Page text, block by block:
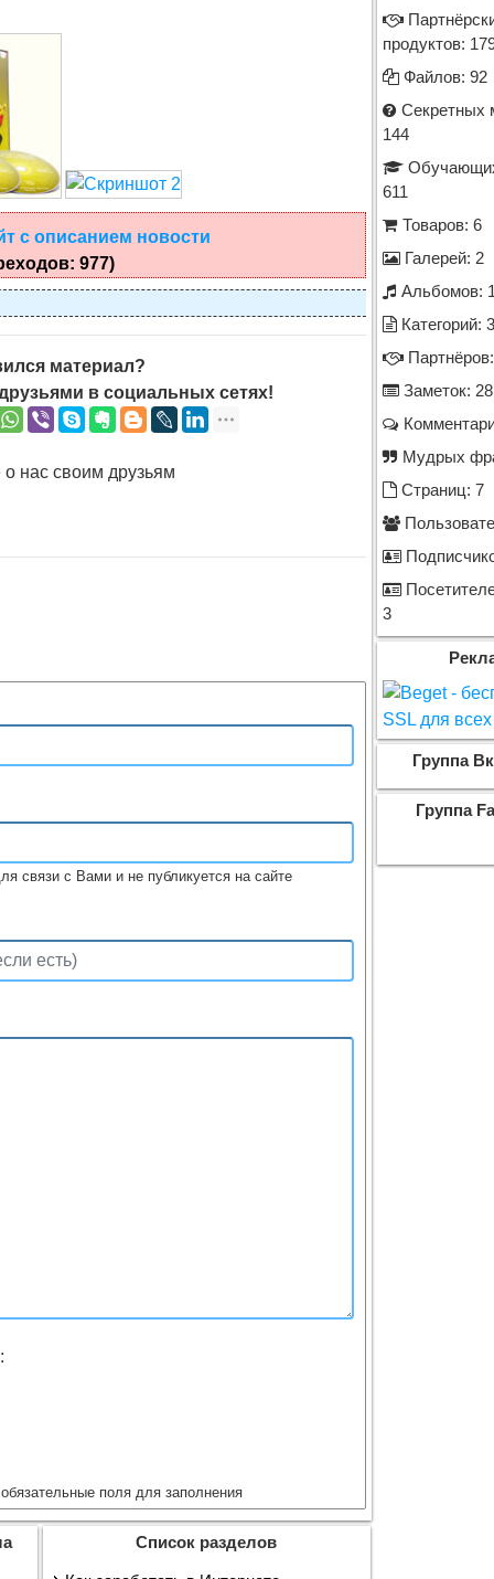
с описанием новости
977)
материал?
в социальных сетях!
о нас своим друзьям
связи с Вами и не публикуется на сайте
:
поля для заполнения
Список разделов
продуктов:
Файлов: 92
Секретных
144
611
Товаров: 6
Галерей: 2
Альбомов:
Категорий:
Заметок: 28
Мудрых
Страниц: 7
3
Группа
Группа